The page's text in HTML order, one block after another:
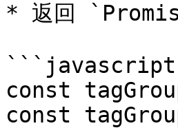
* 返回
```javascript
const
const